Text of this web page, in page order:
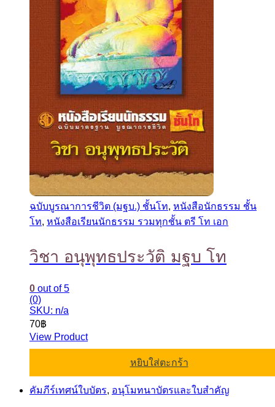
ฉบับบูรณาการชีวิต (มฐบ.) ชั้นโท, หนังสือนักธรรม ชั้น
โท, หนังสือเรียนนักธรรม รวมทุกชั้น ตรี โท เอก
วิชา อนุพุทธประวัติ มฐบ โท
0 out of 5
(0)
SKU: n/a
70฿
View Product
หยิบใส่ตะกร้า
คัมภีร์เทศน์ใบบัตร, อนุโมทนาบัตรและใบสำคัญ